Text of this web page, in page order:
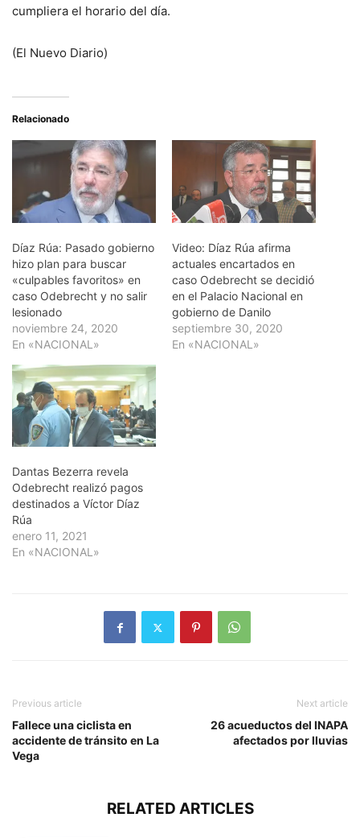
cumpliera el horario del día.
(El Nuevo Diario)
Relacionado
Díaz Rúa: Pasado gobierno
hizo plan para buscar
«culpables favoritos» en
caso Odebrecht y no salir
lesionado
noviembre 24, 2020
En «NACIONAL»
Video: Díaz Rúa afirma
actuales encartados en
caso Odebrecht se decidió
en el Palacio Nacional en
gobierno de Danilo
septiembre 30, 2020
En «NACIONAL»
Dantas Bezerra revela
Odebrecht realizó pagos
destinados a Víctor Díaz
Rúa
enero 11, 2021
En «NACIONAL»
Previous article
Fallece una ciclista en
accidente de tránsito en La
Vega
Next article
26 acueductos del INAPA
afectados por lluvias
RELATED ARTICLES